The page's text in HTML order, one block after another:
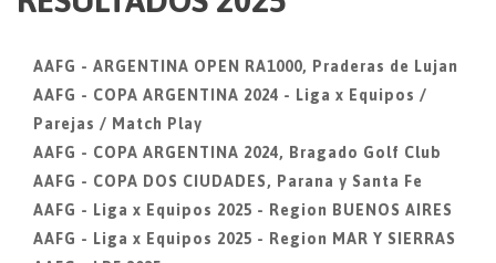
AAFG - ARGENTINA OPEN RA1000, Praderas de Lujan
AAFG - COPA ARGENTINA 2024 - Liga x Equipos /
Parejas / Match Play
AAFG - COPA ARGENTINA 2024, Bragado Golf Club
AAFG - COPA DOS CIUDADES, Parana y Santa Fe
AAFG - Liga x Equipos 2025 - Region BUENOS AIRES
AAFG - Liga x Equipos 2025 - Region MAR Y SIERRAS